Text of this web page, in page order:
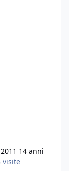
14 anni
visite